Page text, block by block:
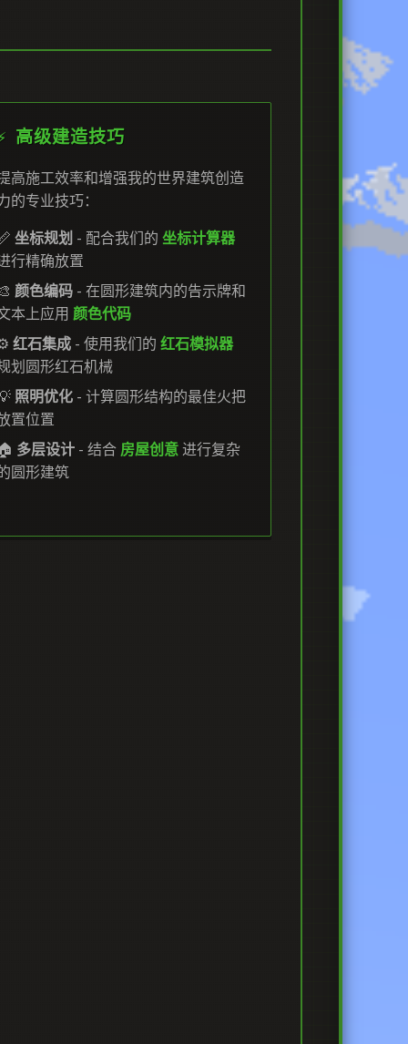
高级建造技巧
高施工效率和增强我的世界建筑创造
的专业技巧：
坐标规划 - 配合我们的坐标计算器
行精确放置
颜色编码 - 在圆形建筑内的告示牌和
本上应用 颜色代码
红石集成 - 使用我们的红石模拟器
划圆形红石机械
照明优化 - 计算圆形结构的最佳火把
置位置
多层设计 - 结合 房屋创意进行复杂
圆形建筑